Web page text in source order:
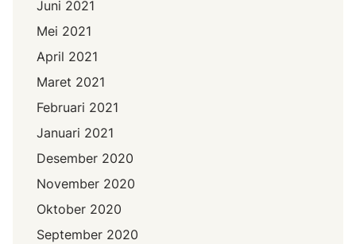
Juni 2021
Mei 2021
April 2021
Maret 2021
Februari 2021
Januari 2021
Desember 2020
November 2020
Oktober 2020
September 2020